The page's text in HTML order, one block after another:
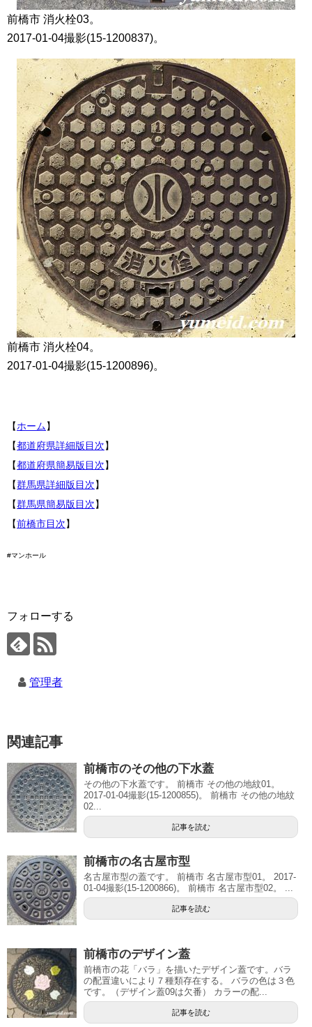
前橋市 消火栓03。
2017-01-04撮影(15-1200837)。
前橋市 消火栓04。
2017-01-04撮影(15-1200896)。
【ホーム】
【都道府県詳細版目次】
【都道府県簡易版目次】
【群馬県詳細版目次】
【群馬県簡易版目次】
【前橋市目次】
#マンホール
フォローする
管理者
関連記事
前橋市のその他の下水蓋
その他の下水蓋です。 前橋市 その他の地紋01。
2017-01-04撮影(15-1200855)。 前橋市 その他の地紋
02...
記事を読む
前橋市の名古屋市型
名古屋市型の蓋です。 前橋市 名古屋市型01。 2017-
01-04撮影(15-1200866)。 前橋市 名古屋市型02。 ...
記事を読む
前橋市のデザイン蓋
前橋市の花「バラ」を描いたデザイン蓋です。バラ
の配置違いにより７種類存在する。 バラの色は３色
です。（デザイン蓋09は欠番） カラーの配...
記事を読む